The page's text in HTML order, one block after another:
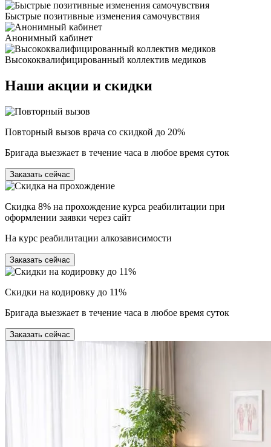
Быстрые позитивные изменения самочувствия
Анонимный кабинет
Высококвалифицированный коллектив медиков
Наши акции и скидки
Повторный вызов врача со скидкой до 20%
Бригада выезжает в течение часа в любое время суток
Заказать сейчас
Скидка 8% на прохождение курса реабилитации при
оформлении заявки через сайт
На курс реабилитации алкозависимости
Заказать сейчас
Скидки на кодировку до 11%
Бригада выезжает в течение часа в любое время суток
Заказать сейчас